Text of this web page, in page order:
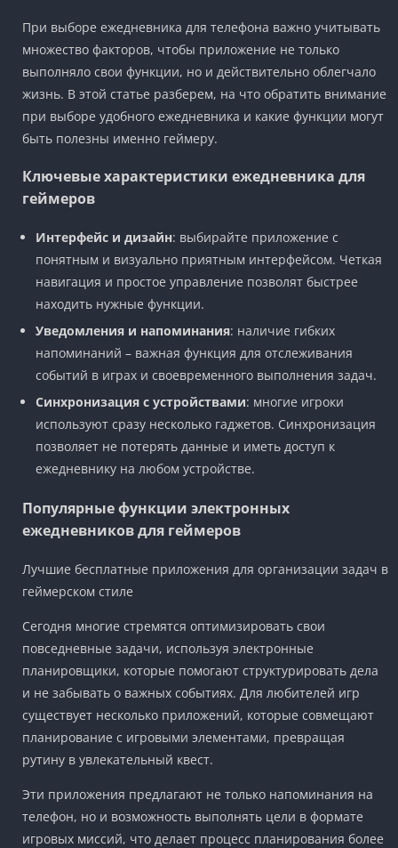
При выборе ежедневника для телефона важно учитывать
множество факторов, чтобы приложение не только
выполняло свои функции, но и действительно облегчало
жизнь. В этой статье разберем, на что обратить внимание
при выборе удобного ежедневника и какие функции могут
быть полезны именно геймеру.
Ключевые характеристики ежедневника для
геймеров
Интерфейс и дизайн: выбирайте приложение с
понятным и визуально приятным интерфейсом. Четкая
навигация и простое управление позволят быстрее
находить нужные функции.
Уведомления и напоминания: наличие гибких
напоминаний – важная функция для отслеживания
событий в играх и своевременного выполнения задач.
Синхронизация с устройствами: многие игроки
используют сразу несколько гаджетов. Синхронизация
позволяет не потерять данные и иметь доступ к
ежедневнику на любом устройстве.
Популярные функции электронных
ежедневников для геймеров
Лучшие бесплатные приложения для организации задач в
геймерском стиле
Сегодня многие стремятся оптимизировать свои
повседневные задачи, используя электронные
планировщики, которые помогают структурировать дела
и не забывать о важных событиях. Для любителей игр
существует несколько приложений, которые совмещают
планирование с игровыми элементами, превращая
рутину в увлекательный квест.
Эти приложения предлагают не только напоминания на
телефон, но и возможность выполнять цели в формате
игровых миссий, что делает процесс планирования более